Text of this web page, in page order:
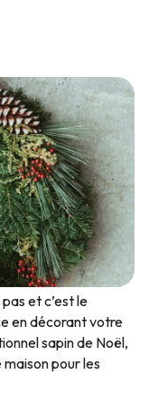
et c’est le
en décorant votre
sapin de Noël,
pour les